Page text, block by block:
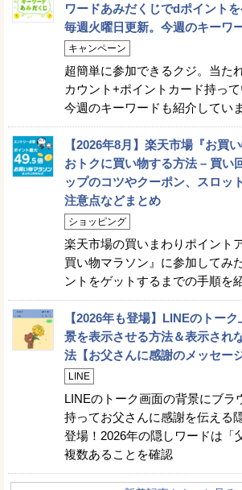
ワードあみだくじでdポイント
毎週火曜日更新。今週のキーワ
キャンペーン
超簡単に参加できるクジ。当た
カウント+ポイントカード持って
今週のキーワードも紹介してい
【2026年8月】楽天市場『お買
おトクに買い物する方法 – 買い
ップのコツやクーポン、スロッ
注意点などまとめ
ショッピング
楽天市場の買いまわりポイント
買い物マラソン』に参加してみ
ントをゲットするまでの手順を
【2026年も登場】LINEのトー
景を表示させる方法＆表示され
法【お父さんに感謝のメッセージ
LINE
LINEのトーク画面の背景にブラ
持ってお父さんに感謝を伝える
登場！2026年の隠しワードは「
複数あることを確認